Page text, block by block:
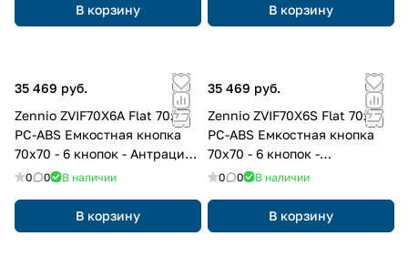
В корзину В корзину
35 469 руб.
Zennio ZVIF70X6A Flat 70х6.
PC-ABS Емкостная кнопка
70x70 - 6 кнопок - Антрацит
(рамка ZS70 не входит в
0 0 В наличии
В корзину
35 469 руб.
Zennio ZVIF70X6S Flat 70х6.
PC-ABS Емкостная кнопка
70x70 - 6 кнопок -
Серебристый (рамка ZS70 не
0 0 В наличии
В корзину